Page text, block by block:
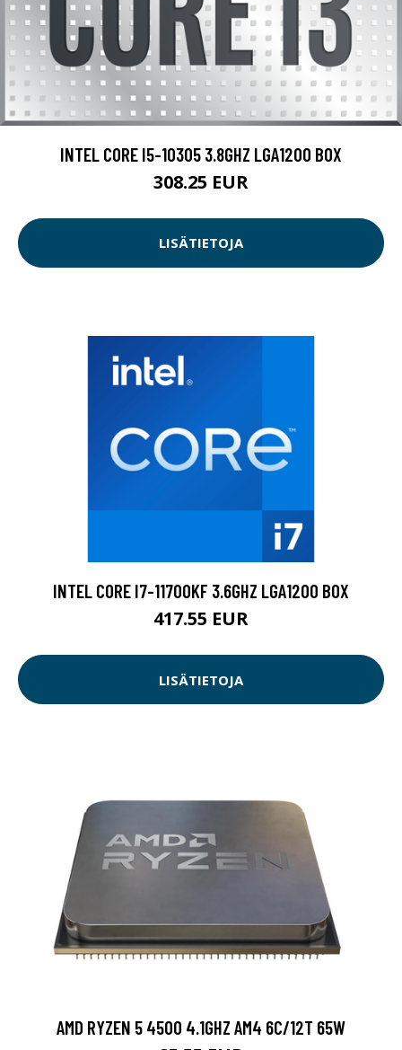
INTEL CORE I5-10305 3.8GHZ LGA1200 BOX
308.25 EUR
LISÄTIETOJA
INTEL CORE I7-11700KF 3.6GHZ LGA1200 BOX
417.55 EUR
LISÄTIETOJA
AMD RYZEN 5 4500 4.1GHZ AM4 6C/12T 65W